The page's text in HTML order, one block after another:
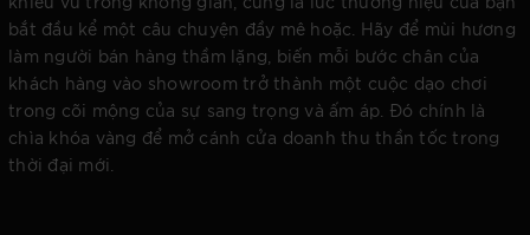
bắt đầu kể một câu chuyện đầy mê hoặc. Hãy để mùi hương
làm người bán hàng thầm lặng, biến mỗi bước chân của
khách hàng vào showroom trở thành một cuộc dạo chơi
trong cõi mộng của sự sang trọng và ấm áp. Đó chính là
chìa khóa vàng để mở cánh cửa doanh thu thần tốc trong
thời đại mới.